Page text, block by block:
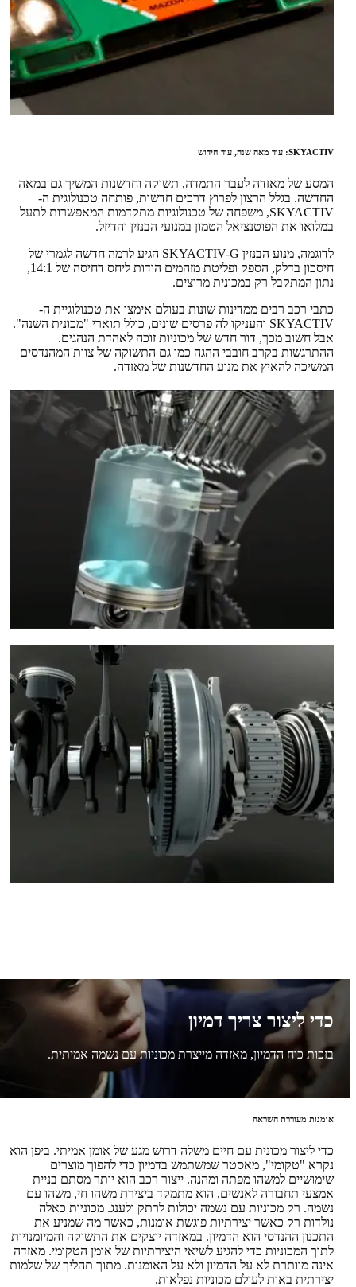
SKYACTIV: עוד מאה שנה, עוד חידוש
המסע של מאזדה לעבר התמדה, תשוקה וחדשנות המשיך גם במאה
החדשה. בגלל הרצון לפרוץ דרכים חדשות, פותחה טכנולוגית ה-
SKYACTIV, משפחה של טכנולוגיות מתקדמות המאפשרות לתעל
במלואו את הפוטנציאל הטמון במנועי הבנזין והדיזל.
לדוגמה, מנוע הבנזין SKYACTIV-G הגיע לרמה חדשה לגמרי של
חיסכון בדלק, הספק ופליטת מזהמים הודות ליחס דחיסה של 14:1,
נתון המתקבל רק במכונית מרוצים.
כתבי רכב רבים ממדינות שונות בעולם אימצו את טכנולוגיית ה-
SKYACTIV והעניקו לה פרסים שונים, כולל תוארי "מכונית השנה".
אבל חשוב מכך, דור חדש של מכוניות זוכה לאהדת הנהגים.
ההתרגשות בקרב חובבי ההגה כמו גם התשוקה של צוות המהנדסים
המשיכה להאיץ את מנוע החדשנות של מאזדה.
כדי ליצור צריך דמיון
בזכות כוח הדמיון, מאזדה מייצרת מכוניות עם נשמה אמיתית.
אומנות מעוררת השראה
כדי ליצור מכונית עם חיים משלה דרוש מגע של אומן אמיתי. ביפן הוא
נקרא "טקומי", מאסטר שמשתמש בדמיון כדי להפוך מוצרים
שימושיים למשהו מפתה ומהנה. ייצור רכב הוא יותר מסתם בניית
אמצעי תחבורה לאנשים, הוא מתמקד ביצירת משהו חי, משהו עם
נשמה. רק מכוניות עם נשמה יכולות לרתק ולענג. מכוניות כאלה
נולדות רק כאשר יצירתיות פוגשת אומנות, כאשר מה שמניע את
התכנון ההנדסי הוא הדמיון. במאזדה יוצקים את התשוקה והמיומנויות
לתוך המכוניות כדי להגיע לשיאי היצירתיות של אומן הטקומי. מאזדה
אינה מוותרת לא על הדמיון ולא על האומנות. מתוך תהליך של שלמות
יצירתית באות לעולם מכוניות נפלאות.